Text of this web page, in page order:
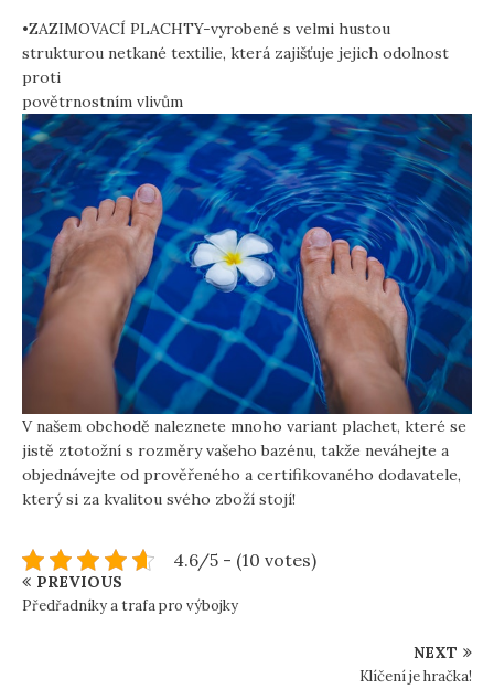
•ZAZIMOVACÍ PLACHTY-vyrobené s velmi hustou
strukturou netkané textilie, která zajišťuje jejich odolnost
proti
povětrnostním vlivům
V našem obchodě naleznete mnoho variant plachet, které se
jistě ztotožní s rozměry vašeho bazénu, takže neváhejte a
objednávejte od prověřeného a certifikovaného dodavatele,
který si za kvalitou svého zboží stojí!
4.6/5 - (10 votes)
PREVIOUS
Předřadníky a trafa pro výbojky
NEXT
Klíčení je hračka!